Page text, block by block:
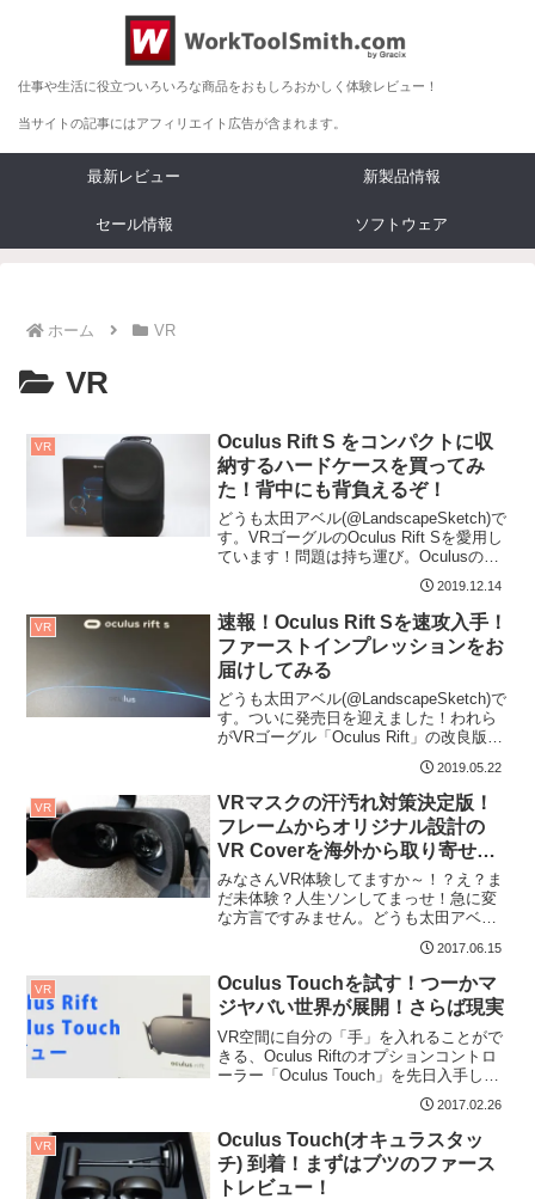
仕事や生活に役立ついろいろな商品をおもしろおかしく体験レビュー！
当サイトの記事にはアフィリエイト広告が含まれます。
最新レビュー 新製品情報
セール情報 ソフトウェア
ホーム VR
VR
VR
Oculus Rift S をコンパクトに収
納するハードケースを買ってみ
た！背中にも背負えるぞ！
どうも太田アベル(@LandscapeSketch)で
す。VRゴーグルのOculus Rift Sを愛用し
ています！問題は持ち運び。Oculusの箱
2019.12.14
VR
速報！Oculus Rift Sを速攻入手！
ファーストインプレッションをお
届けしてみる
どうも太田アベル(@LandscapeSketch)で
す。ついに発売日を迎えました！われら
がVRゴーグル「Oculus Rift」の改良版、
2019.05.22
VR
VRマスクの汗汚れ対策決定版！
フレームからオリジナル設計の
VR Coverを海外から取り寄せて
みた！
みなさんVR体験してますか～！？え？ま
だ未体験？人生ソンしてまっせ！急に変
な方言ですみません。どうも太田アベル
(@LandscapeSketch)です。本格VR...
2017.06.15
VR
Oculus Touchを試す！つーかマ
ジヤバい世界が展開！さらば現実
VR空間に自分の「手」を入れることがで
きる、Oculus Riftのオプションコントロ
ーラー「Oculus Touch」を先日入手しま
2017.02.26
VR
Oculus Touch(オキュラスタッ
チ) 到着！まずはブツのファース
トレビュー！